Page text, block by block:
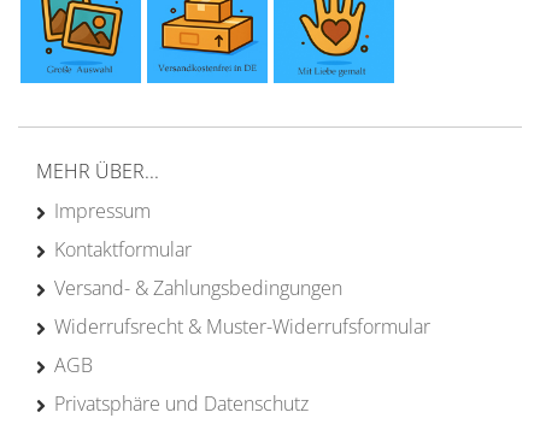
MEHR ÜBER...
Impressum
Kontaktformular
Versand- & Zahlungsbedingungen
Widerrufsrecht & Muster-Widerrufsformular
AGB
Privatsphäre und Datenschutz